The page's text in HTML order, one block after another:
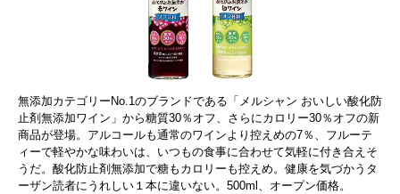
無添加カテゴリーNo.1のブランドである「メルシャン おいしい酸化防
止剤無添加ワイン」から糖質30％オフ、さらにカロリー30％オフの新
商品が登場。アルコールも通常のワインより控えめの7％、フルーテ
ィーで軽やかな味わいは、いつもの食事に合わせて気軽に付き合えそ
うだ。酸化防止剤無添加で糖もカロリーも控えめ。健康を気づかうタ
ーザン読者にうれしい１本に違いない。500ml、オープン価格。